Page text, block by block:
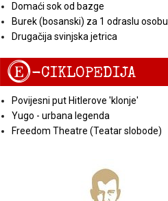
Domaći sok od bazge
Burek (bosanski) za 1 odraslu osobu
Drugačija svinjska jetrica
E-CIKLOPEDIJA
Povijesni put Hitlerove 'klonje'
Yugo - urbana legenda
Freedom Theatre (Teatar slobode)